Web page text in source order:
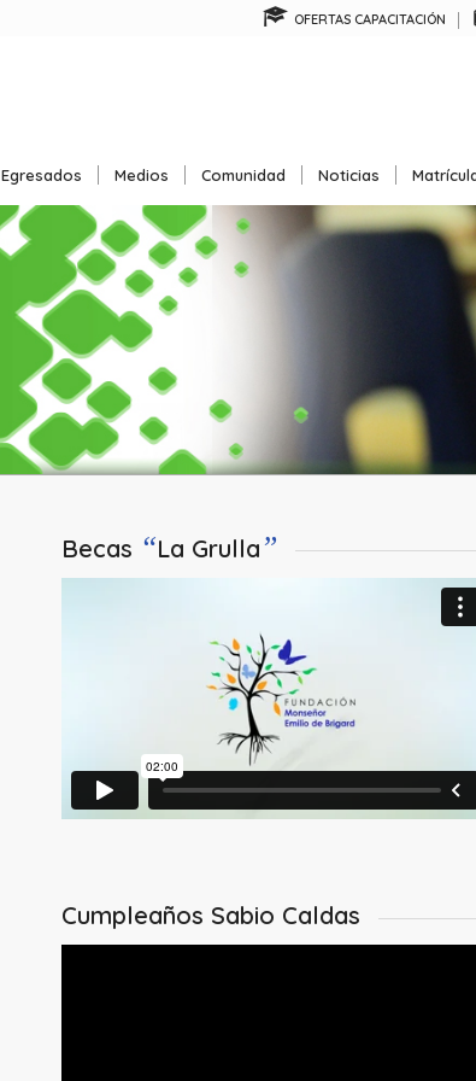
OFERTAS CAPACITACIÓN
Egresados Medios Comunidad Noticias
Becas “La Grulla”
Cumpleaños Sabio Caldas